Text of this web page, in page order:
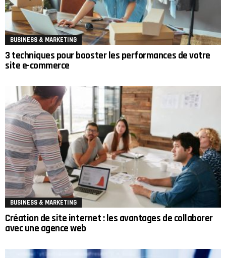
BUSINESS & MARKETING
3 techniques pour booster les performances de votre
site e-commerce
BUSINESS & MARKETING
Création de site internet : les avantages de collaborer
avec une agence web